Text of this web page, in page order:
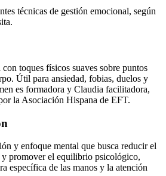
técnicas de gestión emocional, según
toques físicos suaves sobre puntos
Útil para ansiedad, fobias, duelos y
es formadora y Claudia facilitadora,
la Asociación Hispana de EFT.
y enfoque mental que busca reducir el
y promover el equilibrio psicológico,
específica de las manos y la atención